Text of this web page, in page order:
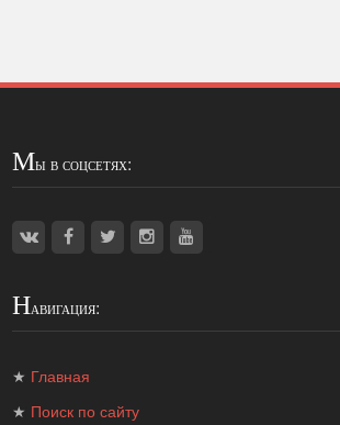
Мы в соцсетях:
Навигация:
★ Главная
★ Поиск по сайту